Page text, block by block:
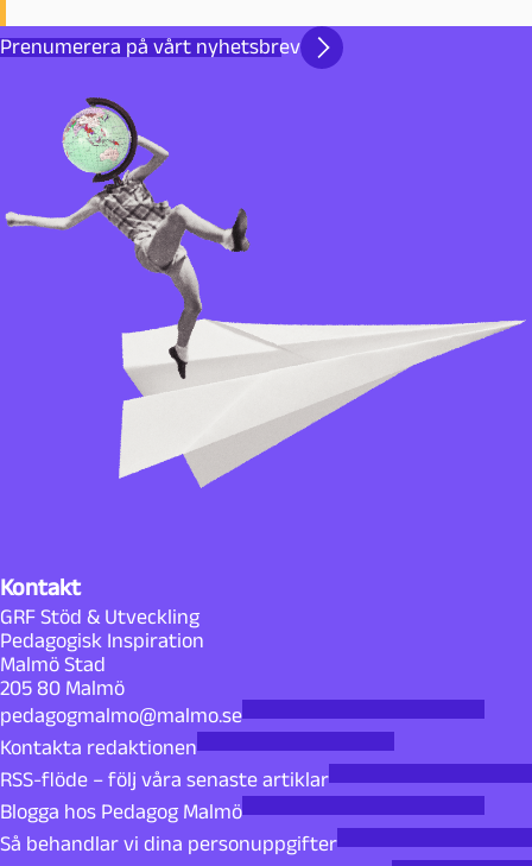
Prenumerera på vårt nyhetsbrev
Kontakt
GRF Stöd & Utveckling
Pedagogisk Inspiration
Malmö Stad
205 80 Malmö
pedagogmalmo@malmo.se
Kontakta redaktionen
RSS-flöde – följ våra senaste artiklar
Blogga hos Pedagog Malmö
Så behandlar vi dina personuppgifter